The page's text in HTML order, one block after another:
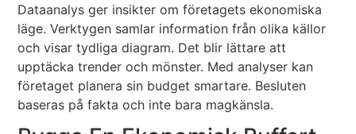
Dataanalys ger insikter om företagets ekonomiska
läge. Verktygen samlar information från olika källor
och visar tydliga diagram. Det blir lättare att
upptäcka trender och mönster. Med analyser kan
företaget planera sin budget smartare. Besluten
baseras på fakta och inte bara magkänsla.